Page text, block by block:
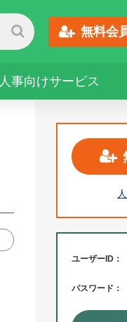
無料会
人事向けサービス
ユーザーID：
パスワード：